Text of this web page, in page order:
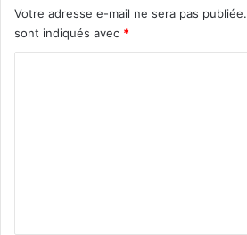
Votre adresse e-mail ne sera pas publiée.
sont indiqués avec *